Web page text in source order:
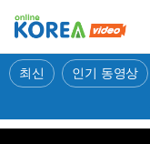
최신 인기 동영상